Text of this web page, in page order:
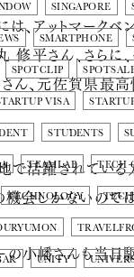
SINGAPORE
SMARTPHONE
SPOTCLIP
VISA
STUDENTS
TEAMLAB TECH
TECHNOLOGY
UNITY
は、アットマー
修平さん、さら
ん、元佐賀県最
で活躍されている
機会しかないので
小幡さんも当日